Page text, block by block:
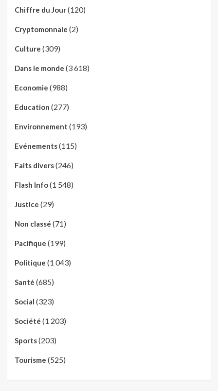
Chiffre du Jour(120)
Cryptomonnaie (2)
Culture (309)
Dans le monde (3 618)
Economie (988)
Education (277)
Environnement (193)
Evénements(115)
Faits divers(246)
Flash Info(1 548)
Justice (29)
Non classé (71)
Pacifique (199)
Politique (1 043)
Santé (685)
Social (323)
Société (1 203)
Sports(203)
Tourisme (525)